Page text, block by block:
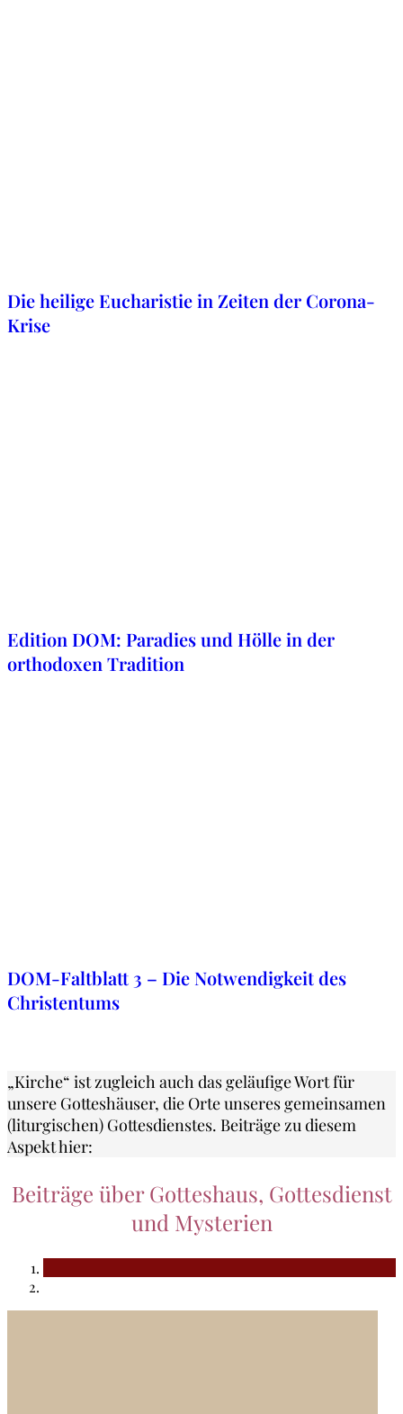
Die heilige Eucharistie in Zeiten der Corona-
Krise
Edition DOM: Paradies und Hölle in der
orthodoxen Tradition
DOM-Faltblatt 3 – Die Notwendigkeit des
Christentums
„Kirche“ ist zugleich auch das geläufige Wort für
unsere Gotteshäuser, die Orte unseres gemeinsamen
(liturgischen) Gottesdienstes. Beiträge zu diesem
Aspekt hier:
Beiträge über Gotteshaus, Gottesdienst
und Mysterien